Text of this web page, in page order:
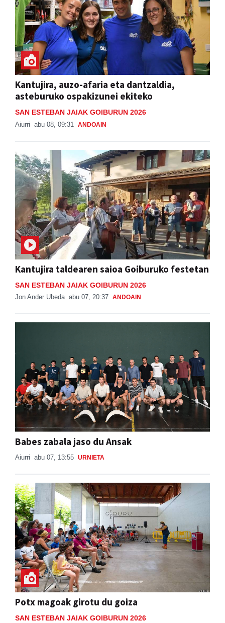
Kantujira, auzo-afaria eta dantzaldia,
asteburuko ospakizunei ekiteko
SAN ESTEBAN JAIAK GOIBURUN 2026
Aiurri abu 08, 09:31 ANDOAIN
Kantujira taldearen saioa Goiburuko festetan
SAN ESTEBAN JAIAK GOIBURUN 2026
Jon Ander Ubeda abu 07, 20:37 ANDOAIN
Babes zabala jaso du Ansak
Aiurri abu 07, 13:55 URNIETA
Potx magoak girotu du goiza
SAN ESTEBAN JAIAK GOIBURUN 2026